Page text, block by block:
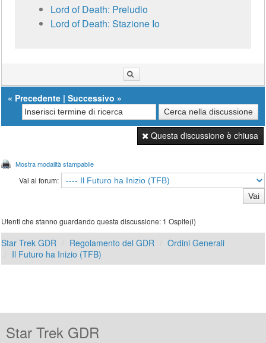
Lord of Death: Preludio
Lord of Death: Stazione Io
« Precedente |Successivo »
Questa discussione è chiusa
Mostra modalità stampabile
Vai al forum:
Utenti che stanno guardando questa discussione: 1 Ospite(i)
Star Trek GDR Regolamento del GDR
Ordini Generali
Il Futuro ha Inizio (TFB)
Star Trek GDR